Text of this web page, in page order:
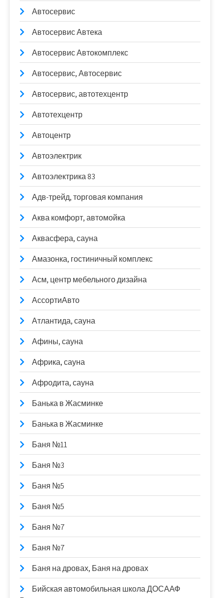
Автосервис
Автосервис Автека
Автосервис Автокомплекс
Автосервис, Автосервис
Автосервис, автотехцентр
Автотехцентр
Автоцентр
Автоэлектрик
Автоэлектрика 83
Адв-трейд, торговая компания
Аква комфорт, автомойка
Аквасфера, сауна
Амазонка, гостиничный комплекс
Асм, центр мебельного дизайна
АссортиАвто
Атлантида, сауна
Афины, сауна
Африка, сауна
Афродита, сауна
Банька в Жасминке
Банька в Жасминке
Баня №11
Баня №3
Баня №5
Баня №5
Баня №7
Баня №7
Баня на дровах, Баня на дровах
Бийская автомобильная школа ДОСААФ